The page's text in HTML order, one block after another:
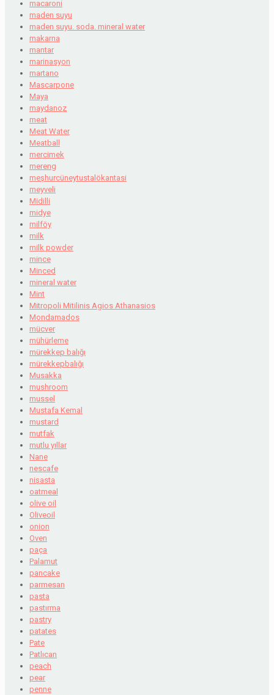
macaroni
maden suyu
maden suyu. soda. mineral water
makarna
mantar
marinasyon
martano
Mascarpone
Maya
maydanoz
meat
Meat Water
Meatball
mercimek
mereng
meşhurcüneytustalökantasi
meyveli
Midilli
midye
milföy
milk
milk powder
mince
Minced
mineral water
Mint
Mitropoli Mitilinis Agios Athanasios
Mondamados
mücver
mühürleme
mürekkep balığı
mürekkepbalığı
Musakka
mushroom
mussel
Mustafa Kemal
mustard
mutfak
mutlu yıllar
Nane
nescafe
nişasta
oatmeal
olive oil
Oliveoil
onion
Oven
paça
Palamut
pancake
parmesan
pasta
pastırma
pastry
patates
Pate
Patlıcan
peach
pear
penne